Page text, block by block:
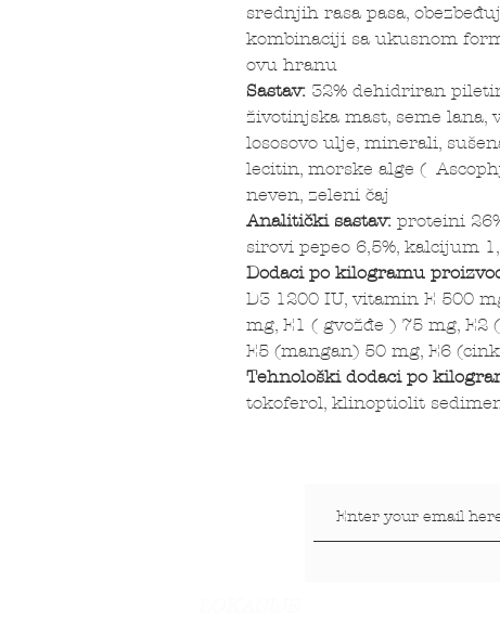
srednjih rasa pasa,
kombinaciji sa ukusnom
ovu hranu
Sastav: 32% dehidriran
životinjska mast, seme lana,
lososovo ulje, minerali,
lecitin, morske alge (
neven, zeleni čaj
Analitički sastav: proteini
sirovi pepeo 6,5%, kalcijum
Dodaci po kilogramu
D3 1200 IU, vitamin E 500
mg, E1 ( gvožđe ) 75 mg, E2
E5 (mangan) 50 mg, E6
Tehnološki dodaci po
tokoferol, klinoptiolit